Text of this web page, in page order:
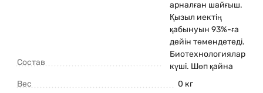
Состав
арналған шайғыш.
Қызыл иектің
қабынуын 93%-ға
дейін төмендетеді.
Биотехнологиялар
күші. Шөп қайна
Вес
0 кг